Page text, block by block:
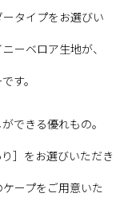
タイプをお選びい
ーベロア生地が、
す。
できる優れもの。
］をお選びいただき
ープをご用意いた